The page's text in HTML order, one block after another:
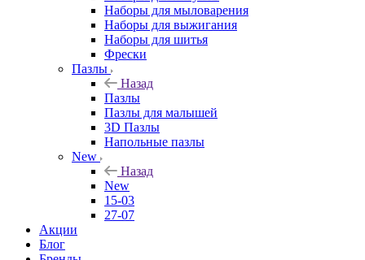
Наборы для мыловарения
Наборы для выжигания
Наборы для шитья
Фрески
Пазлы
Назад
Пазлы
Пазлы для малышей
3D Пазлы
Напольные пазлы
New
Назад
New
15-03
27-07
Акции
Блог